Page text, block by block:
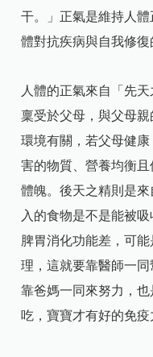
干。」正氣是維持人
體對抗疾病與自我修復
人體的正氣來自「先
稟受於父母，與父母
環境有關，若父母健
害的物質、營養均衡
體魄。後天之精則是
入的食物是不是能被
脾胃消化功能差，可
理，這就要靠醫師一
靠爸媽一同來努力，
吃，寶寶才有好的免疫